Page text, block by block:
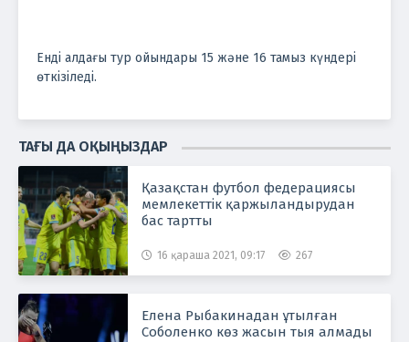
Енді алдағы тур ойындары 15 және 16 тамыз күндері
өткізіледі.
ТАҒЫ ДА ОҚЫҢЫЗДАР
Қазақстан футбол федерациясы
мемлекеттік қаржыландырудан
бас тартты
16 қараша 2021, 09:17 267
Елена Рыбакинадан ұтылған
Соболенко көз жасын тыя алмады